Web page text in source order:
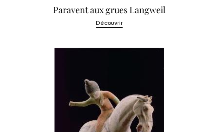
Paravent aux grues Langweil
Découvrir